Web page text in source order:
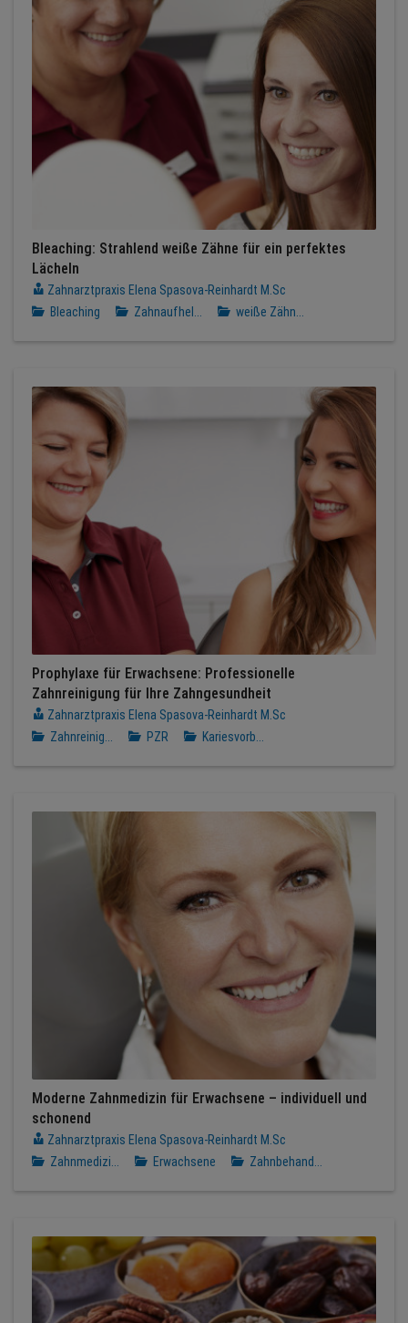
Bleaching: Strahlend weiße Zähne für ein perfektes
Lächeln
Zahnarztpraxis Elena Spasova-Reinhardt M.Sc
Bleaching
Zahnaufhel... weiße Zähn...
Prophylaxe für Erwachsene: Professionelle
Zahnreinigung für Ihre Zahngesundheit
Zahnarztpraxis Elena Spasova-Reinhardt M.Sc
Zahnreinig...
PZR Kariesvorb...
Moderne Zahnmedizin für Erwachsene – individuell und
schonend
Zahnarztpraxis Elena Spasova-Reinhardt M.Sc
Zahnmedizi...
Erwachsene Zahnbehand...